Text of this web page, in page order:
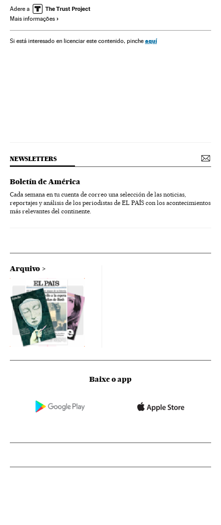
Oregon Protestas EE.UU.
Eleições EUA
Adere a
Mais informações
Si está interesado en licenciar este contenido, pinche aquí
NEWSLETTERS
Boletín de América
Cada semana en tu cuenta de correo una selección de las noticias,
reportajes y análisis de los periodistas de EL PAÍS con los acontecimientos
más relevantes del continente.
Arquivo
Baixe o app